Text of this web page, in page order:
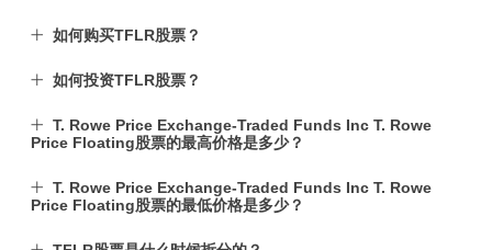
17:00
USD
贝克休斯美国石油钻井平台
17:00
USD
贝克休斯美国钻机总数
588
19:00 美联储消费信贷月率 m/m
如何购买TFLR股票？
如何投资TFLR股票？
T. Rowe Price Exchange-Traded Funds Inc T. Rowe
Price Floating股票的最高价格是多少？
T. Rowe Price Exchange-Traded Funds Inc T. Rowe
Price Floating股票的最低价格是多少？